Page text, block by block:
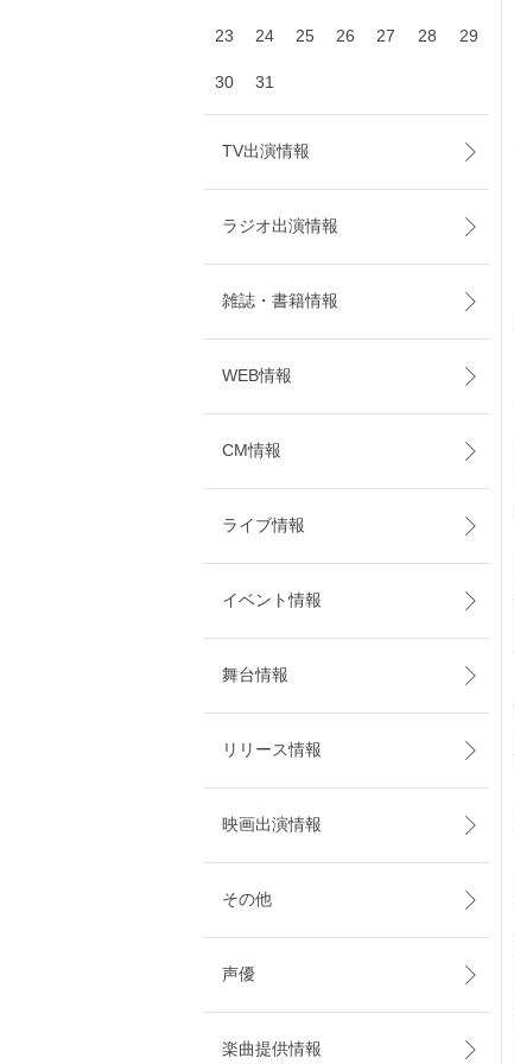
23 24 25 26 27 28 29
30 31
TV出演情報
ラジオ出演情報
雑誌・書籍情報
WEB情報
CM情報
ライブ情報
イベント情報
舞台情報
リリース情報
映画出演情報
その他
声優
楽曲提供情報